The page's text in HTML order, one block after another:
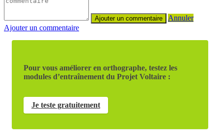
Annuler
Ajouter un commentaire
Pour vous améliorer en orthographe, testez les
modules d’entraînement du Projet Voltaire :
Je teste gratuitement